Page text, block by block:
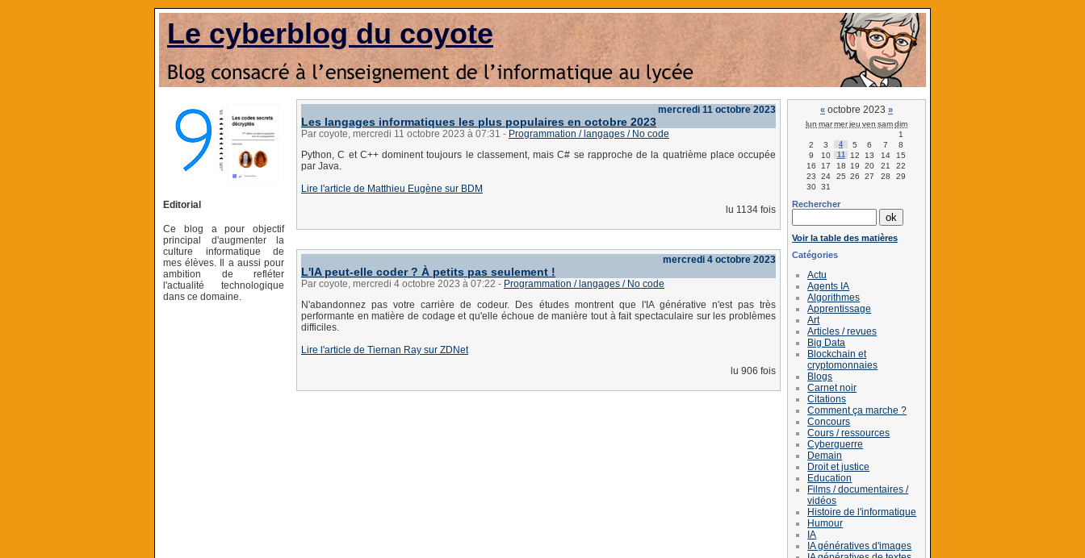
Le cyberblog du coyote
Editorial
Ce blog a pour objectif
principal d'augmenter la
culture informatique de
mes élèves. Il a aussi pour
ambition de refléter
l'actualité technologique
dans ce domaine.
mercredi 11 octobre 2023
Les langages informatiques les plus populaires en octobre 2023
Par coyote, mercredi 11 octobre 2023 à 07:31 - Programmation / langages / No code
Python, C et C++ dominent toujours le classement, mais C# se rapproche de la quatrième place occupée
par Java.
Lire l'article de Matthieu Eugène sur BDM
lu 1134 fois
mercredi 4 octobre 2023
L'IA peut-elle coder ? À petits pas seulement !
Par coyote, mercredi 4 octobre 2023 à 07:22 - Programmation / langages / No code
N'abandonnez pas votre carrière de codeur. Des études montrent que l'IA générative n'est pas très
performante en matière de codage et qu'elle échoue de manière tout à fait spectaculaire sur les problèmes
difficiles.
Lire l'article de Tiernan Ray sur ZDNet
lu 906 fois
« octobre 2023 »
lun marmerjeu ven samdim
1
2
3 4 5 6 7
8
9
10 11 12 13 14
15
16
17 18 19 20 21
22
23
24 25 26 27 28
29
30 31
Rechercher
Voir la table des matières
Catégories
Actu
Agents IA
Algorithmes
Apprentissage
Art
Articles / revues
Big Data
Blockchain et
cryptomonnaies
Blogs
Carnet noir
Citations
Comment ça marche ?
Concours
Cours / ressources
Cyberguerre
Demain
Droit et justice
Education
Films / documentaires /
vidéos
Histoire de l'informatique
Humour
IA
IA génératives d'images